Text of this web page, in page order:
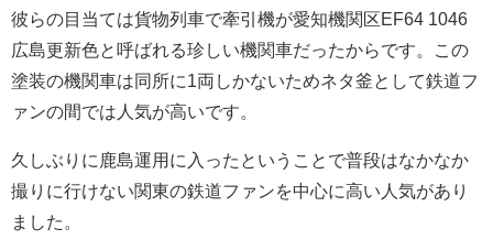
彼らの目当ては貨物列車で牽引機が愛知機関区EF64 1046
広島更新色と呼ばれる珍しい機関車だったからです。この
塗装の機関車は同所に1両しかないためネタ釜として鉄道フ
ァンの間では人気が高いです。
久しぶりに鹿島運用に入ったということで普段はなかなか
撮りに行けない関東の鉄道ファンを中心に高い人気があり
ました。